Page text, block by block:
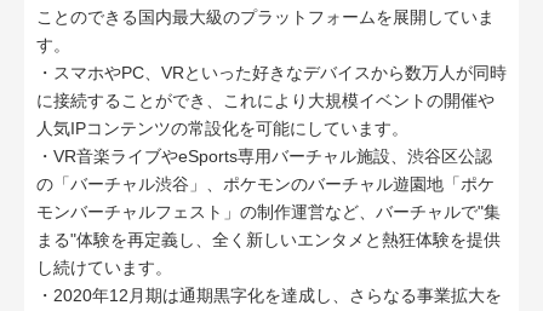
ことのできる国内最大級のプラットフォームを展開していま
す。
・スマホやPC、VRといった好きなデバイスから数万人が同時
に接続することができ、これにより大規模イベントの開催や
人気IPコンテンツの常設化を可能にしています。
・VR音楽ライブやeSports専用バーチャル施設、渋谷区公認
の「バーチャル渋谷」、ポケモンのバーチャル遊園地「ポケ
モンバーチャルフェスト」の制作運営など、バーチャルで"集
まる"体験を再定義し、全く新しいエンタメと熱狂体験を提供
し続けています。
・2020年12月期は通期黒字化を達成し、さらなる事業拡大を